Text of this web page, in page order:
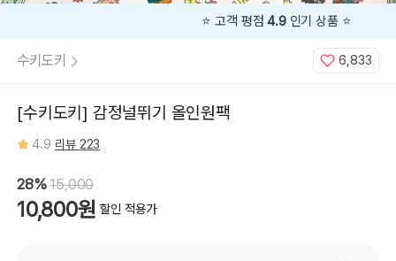
4.9인기 상품 ⭐️
수키도키 6,833
[수키도키] 감정널뛰기 올인원팩
4.9 리뷰 223
28%15,000
10,800원 할인 적용가